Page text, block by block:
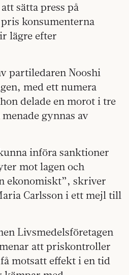
sätta press på
konsumenterna
lägre efter
partiledaren Nooshi
med ett numera
delade en morot i tre
gynnas av
införa sanktioner
mot lagen och
ekonomiskt”, skriver
Carlsson i ett mejl till
Livsmedelsföretagen
att priskontroller
motsatt effekt i en tid